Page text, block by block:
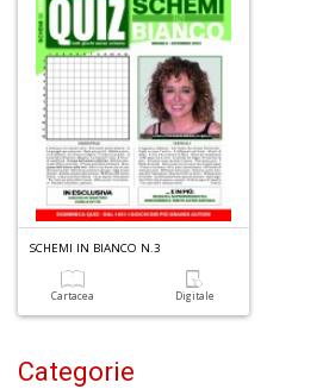
SCHEMI IN BIANCO N.3
Cartacea Digitale
Categorie